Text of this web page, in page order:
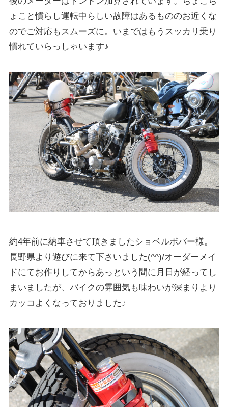
ょこと慣らし運転中らしい故障はあるもののお近くな
のでご対応もスムーズに。いまではもうスッカリ乗り
慣れていらっしゃいます♪
約4年前に納車させて頂きましたショベルボバー様。
長野県より遊びに来て下さいました(^^)/オーダーメイ
ドにてお作りしてからあっという間に月日が経ってし
まいましたが、バイクの雰囲気も味わいが深まりより
カッコよくなっておりました♪